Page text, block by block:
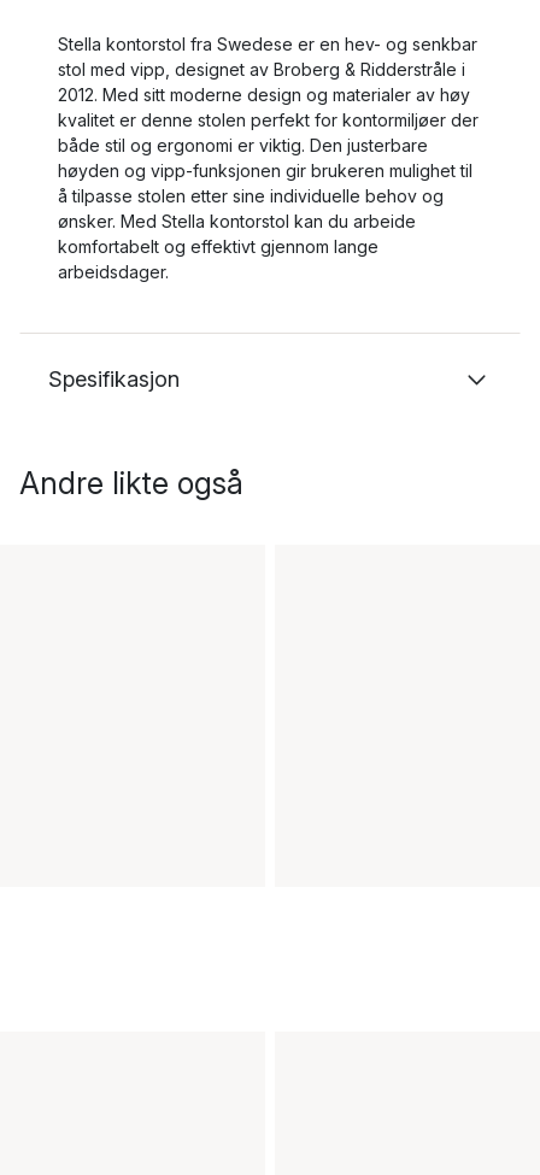
Stella kontorstol fra Swedese er en hev- og senkbar
stol med vipp, designet av Broberg & Ridderstråle i
2012. Med sitt moderne design og materialer av høy
kvalitet er denne stolen perfekt for kontormiljøer der
både stil og ergonomi er viktig. Den justerbare
høyden og vipp-funksjonen gir brukeren mulighet til
å tilpasse stolen etter sine individuelle behov og
ønsker. Med Stella kontorstol kan du arbeide
komfortabelt og effektivt gjennom lange
arbeidsdager.
Spesifikasjon
Andre likte også